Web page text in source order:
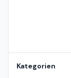
Kategorien